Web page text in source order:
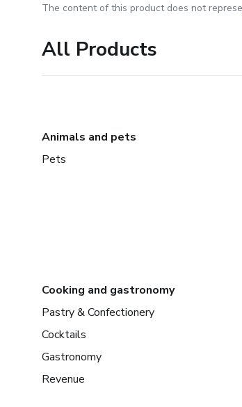
The content of this product does not
All Products
Animals and pets
Pets
Cooking and gastronomy
Pastry & Confectionery
Cocktails
Gastronomy
Revenue